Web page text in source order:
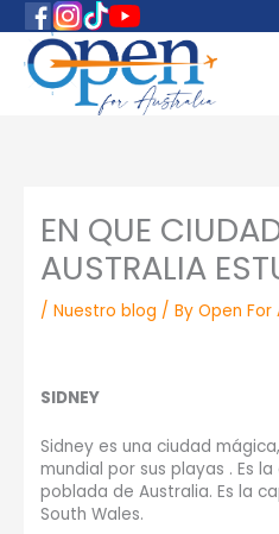
EN QUE
AUSTRALIA
/ Nuestro blog / By Open For
SIDNEY
Sidney es una ciudad
mundial por sus playas . Es
poblada de Australia. Es la
South Wales.